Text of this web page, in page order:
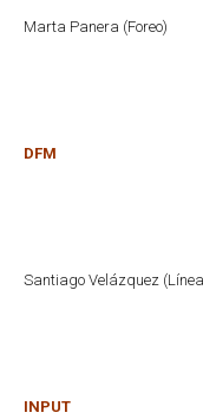
Marta Panera (Foreo)
DFM
Santiago Velázquez
INPUT